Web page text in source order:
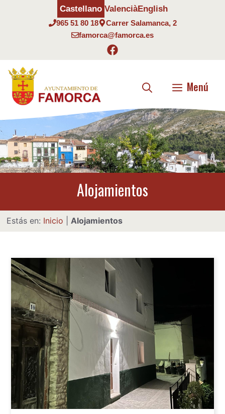
965 51 80 18
Carrer Salamanca, 2
famorca@famorca.es
Castellano ValenciàEnglish
Menú
Alojamientos
Estás en: Inicio Alojamientos